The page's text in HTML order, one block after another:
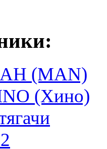
(MAN)
(Хино)